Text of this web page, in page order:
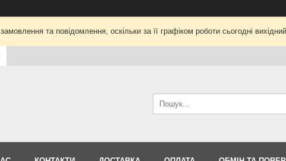
та повідомлення, оскільки за її графіком роботи сьогодні